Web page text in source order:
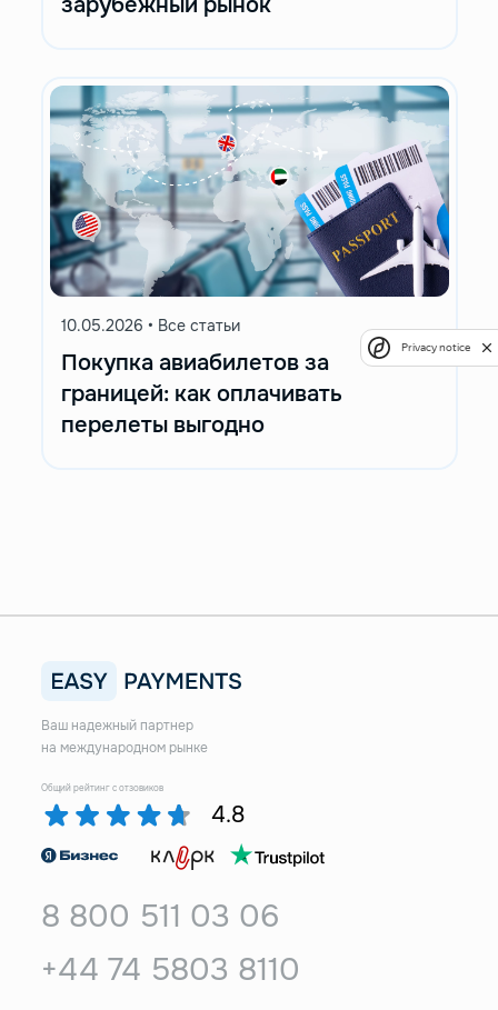
10.05.2026 • Все статьи
Покупка авиабилетов за
границей: как оплачивать
перелеты выгодно
Ваш надежный партнер
на международном рынке
Общий рейтинг с отзовиков
4.8
8 800 511 03 06
+44 74 5803 8110
Privacy notice